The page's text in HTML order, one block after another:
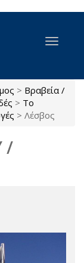
Toggle
> Βραβεία /
> Το
> Λέσβος
/